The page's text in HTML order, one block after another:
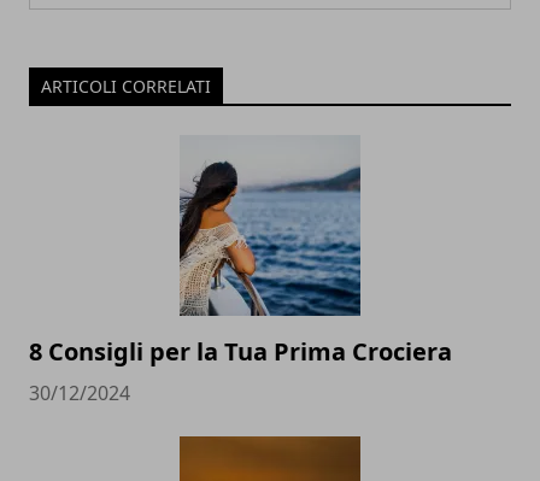
ARTICOLI CORRELATI
8 Consigli per la Tua Prima Crociera
30/12/2024